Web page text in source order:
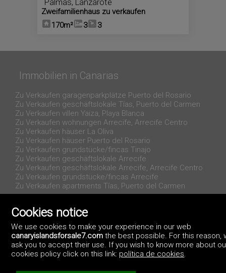
Palmas, Lanzarote
Zweifamilienhaus zu verkaufen
170m²
3 3
Immobilien in Canarias
Zu Verkaufen garagenparkplätze Puerto del Rosario
Zu Verkaufen geschäftslokale Tías, Puerto del Carmen
Zu Verkaufen villen Yaiza, Playa Blanca
Zu Verkaufen wohnungen Arrecife, Arrecife Centro
Zu Verkaufen häuser La Oliva
Zu Verkaufen häuser Puerto del Rosario
Zu Verkaufen grundstücke/fincas Tinajo
Zu Verkaufen geschäftslokale Arrecife
Zu Verkaufen geschäftslokale Arrecife, Arrecife Centro
Zu Verkaufen grundstücke/fincas Arrecife
Zu Verkaufen apartments Tías, Puerto del Carmen
Cookies notice
We use cookies to make your experience in our web
canaryislandsforsale7.com the best possible. For this reason,
ask you to accept their use. If you wish to know more about
cookies policy click on this link: política de cookies.